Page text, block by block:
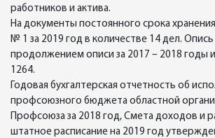
работников и актива.
На документы постоянного срока
№ 1 за 2019 год в количестве 14 дел. Опись
продолжением описи за 2017 – 2018 годы
1264.
Годовая бухгалтерская отчетность об
профсоюзного бюджета областной
Профсоюза за 2018 год, Смета доходов и
штатное расписание на 2019 год